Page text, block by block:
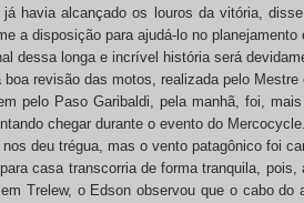
já havia alcançado os louros da vitória,
a disposição para ajudá-lo no
dessa longa e incrível história será
boa revisão das motos, realizada pelo
pelo Paso Garibaldi, pela manhã, foi,
chegar durante o evento do Mercocycle.
deu trégua, mas o vento patagônico foi
casa transcorria de forma tranquila,
Trelew, o Edson observou que o cabo